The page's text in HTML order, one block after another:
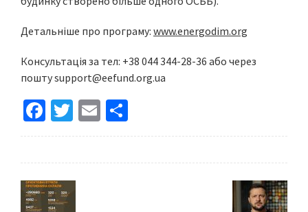
Детальніше про програму: www.energodim.org
Консультація за тел: +38 044 344-28-36 або через
поштуsupport@eefund.org.ua
Fa
ce
o
o
T
wi
er
E
m h